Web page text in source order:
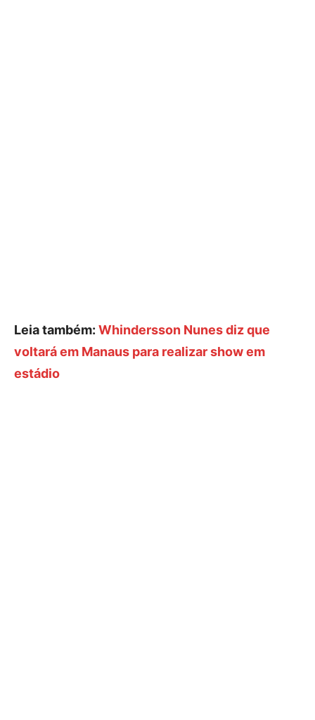
Leia também: Whindersson Nunes diz que
voltará em Manaus para realizar show em
estádio